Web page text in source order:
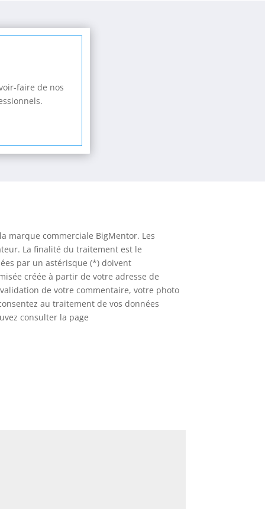
faire de nos
marque commerciale BigMentor. Les
La finalité du traitement est le
par un astérisque (*) doivent
créée à partir de votre adresse de
de votre commentaire, votre photo
au traitement de vos données
consulter la page